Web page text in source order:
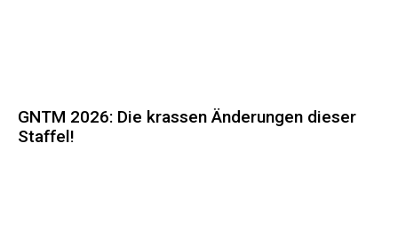
GNTM 2026: Die krassen Änderungen dieser
Staffel!